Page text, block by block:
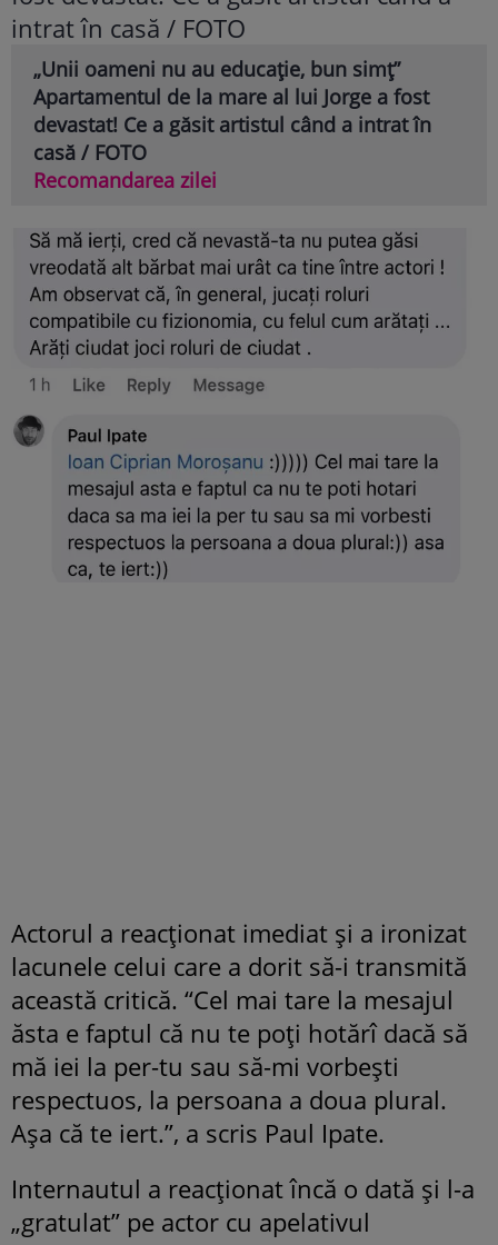
„Unii oameni nu au educație, bun simț”
Apartamentul de la mare al lui Jorge a fost
devastat! Ce a găsit artistul când a intrat în
casă / FOTO
Recomandarea zilei
Actorul a reacționat imediat și a ironizat
lacunele celui care a dorit să-i transmită
această critică. “Cel mai tare la mesajul
ăsta e faptul că nu te poți hotărî dacă să
mă iei la per-tu sau să-mi vorbești
respectuos, la persoana a doua plural.
Așa că te iert.”, a scris Paul Ipate.
Internautul a reacționat încă o dată și l-a
„gratulat” pe actor cu apelativul